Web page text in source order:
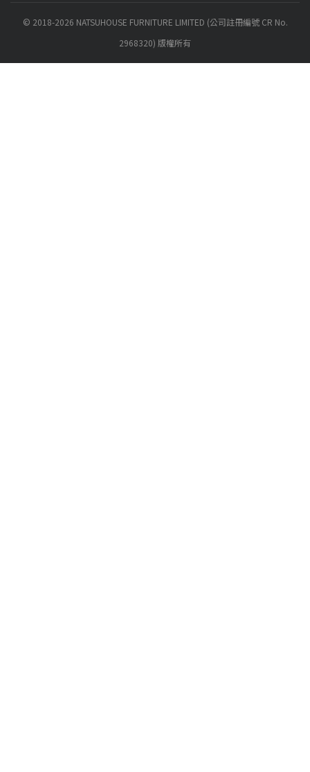
© 2018-2026 NATSUHOUSE FURNITURE LIMITED (公司註冊編號 CR No.
2968320) 版權所有